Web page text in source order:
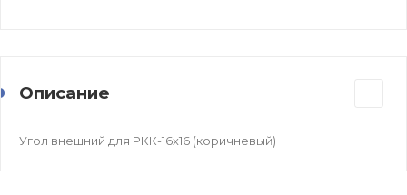
Описание
Угол внешний для РКК-16х16 (коричневый)